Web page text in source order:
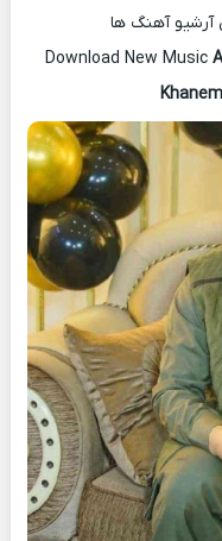
آرشیو آهنگ ها
Download New Music
Khanem